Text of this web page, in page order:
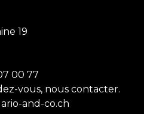
19
00 77
vous, nous contacter.
and-co.ch